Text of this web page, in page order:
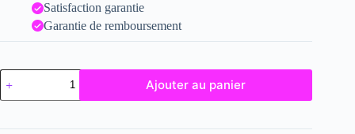
Satisfaction garantie
Garantie de remboursement
quantité
de
Blanche
Ajouter au panier